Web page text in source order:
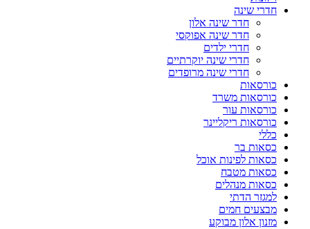
חדרי שינה
חדר שינה אלון
חדר שינה אפוקסי
חדרי ילדים
חדרי שינה יוקרתיים
חדרי שינה מרופדים
כורסאות
כורסאות משרד
כורסאות עור
כורסאות ריקליינר
כללי
כסאות בר
כסאות לפינות אוכל
כסאות מטבח
כסאות מנהלים
למגזר הדתי
מבצעים חמים
מזנון אלון מבוקע